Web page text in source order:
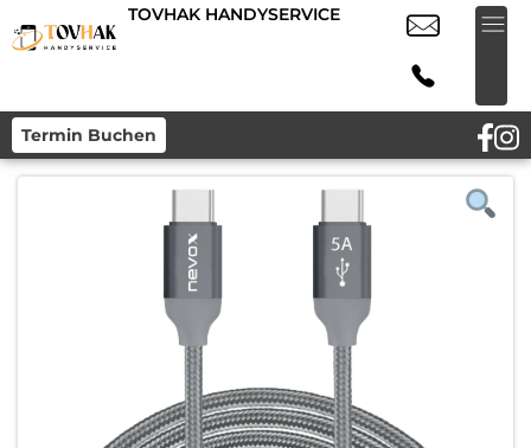
TOVHAK HANDYSERVICE
Termin Buchen